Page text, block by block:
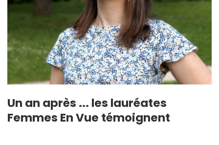
Un an après ... les lauréates
Femmes En Vue témoignent